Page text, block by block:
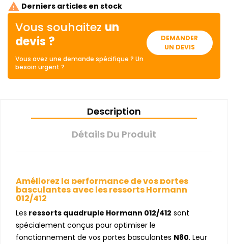
 Derniers articles en stock
Vous souhaitez un
devis ?
Vous avez une demande spécifique ? Un
besoin urgent ?
DEMANDER
UN DEVIS
Description
Détails Du Produit
Améliorez la performance de vos portes
basculantes avec les ressorts Hormann
012/412
Les ressorts quadruple Hormann 012/412 sont
spécialement conçus pour optimiser le
fonctionnement de vos portes basculantes N80. Leur